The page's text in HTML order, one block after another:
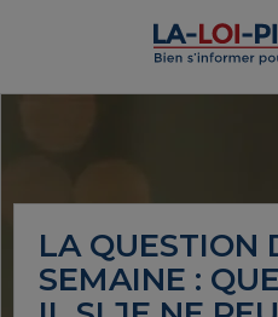
LA QUESTION
SEMAINE :